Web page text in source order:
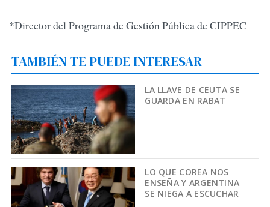
*Director del Programa de Gestión Pública de CIPPEC
TAMBIÉN TE PUEDE INTERESAR
LA LLAVE DE CEUTA SE
GUARDA EN RABAT
LO QUE COREA NOS
ENSEÑA Y ARGENTINA
SE NIEGA A ESCUCHAR